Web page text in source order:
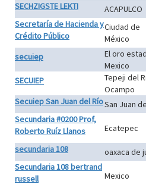
SECHZIGSTE LEKTI
ACAPULCO
Secretaría de Hacienda y
Crédito Público
Ciudad de
México
secuiep
El oro
Mexico
SECUIEP
Tepeji del
Ocampo
Secuiep San Juan del RíoSan Juan
Secundaria #0200 Prof,
Roberto Ruíz Llanos
Ecatepec
secundaria 108
oaxaca de
Secundaria 108 bertrand
russell
Mexico